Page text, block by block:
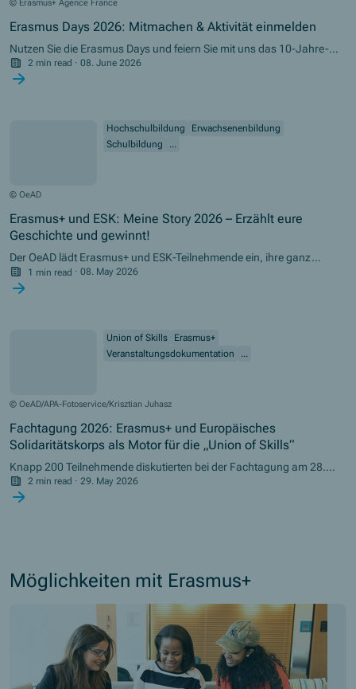
© Erasmus+ Agence France
Erasmus Days 2026: Mitmachen & Aktivität einmelden
Nutzen Sie die Erasmus Days und feiern Sie mit uns das 10-Jahre-
Jubiläum!
2 min read · 08. June 2026
© OeAD
Hochschulbildung
Erwachsenenbildung
Schulbildung
...
Erasmus+ und ESK: Meine Story 2026 – Erzählt eure
Geschichte und gewinnt!
Der OeAD lädt Erasmus+ und ESK-Teilnehmende ein, ihre ganz
persönliche Geschichte zu erzählen. Die besten Beiträge gewinnen
einen Reisegutschein!
1 min read · 08. May 2026
© OeAD/APA-Fotoservice/Krisztian Juhasz
Union of Skills
Erasmus+
Veranstaltungsdokumentation
...
Fachtagung 2026: Erasmus+ und Europäisches
Solidaritätskorps als Motor für die „Union of Skills“
Knapp 200 Teilnehmende diskutierten bei der Fachtagung am 28.
Mai 2026 im Europahaus Wien über Kompetenzen, Bildung und die
Zukunft Europas.
2 min read · 29. May 2026
Möglichkeiten mit Erasmus+